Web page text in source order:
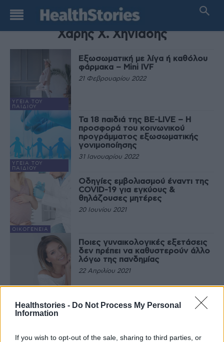
Healthstories - Do Not Process My Personal
Information
If you wish to opt-out of the sale, sharing to third parties, or
TAG
Χάρης Χ. Χηνιάδης
ΥΓΕΊΑ ΤΟΥ
ΠΑΙΔΙΟΎ
Εξωσωματική με λίγα ή καθόλου
φάρμακα – Mini IVF
21 Φεβρουαρίου 2022
ΥΓΕΊΑ ΤΟΥ
ΠΑΙΔΙΟΎ
Τα 18 παιδιά της BE-LIVE – Η
προσφορά του κοινωνικού
προγράμματος εξωσωματικής
γονιμοποίησης
31 Ιανουαρίου 2022
ΟΙΚΟΓΈΝΕΙΑ
Οδηγίες εμβολιασμού έναντι της
COVID-19 για εγκύους &
θηλάζουσες μητέρες
20 Ιουνίου 2021
Ποιες γυναικολογικές εξετάσεις
δεν πρέπει να καθυστερούν άλλο
λόγω της πανδημίας
22 Απριλίου 2021